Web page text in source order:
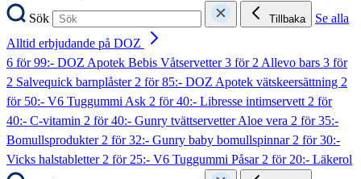
Sök Tillbaka
Se alla
Alltid erbjudande på DOZ
6 för 99:- DOZ Apotek Bebis Våtservetter3 för 2 Allevo bars 3 för
2 Salvequick barnplåster2 för 85:- DOZ Apotek vätskeersättning 2
för 50:- V6 Tuggummi Ask 2 för 40:- Libresse intimservett2 för
40:- C-vitamin 2 för 40:- Gunry tvättservetter Aloe vera 2 för 35:-
Bomullsprodukter2 för 32:- Gunry baby bomullspinnar2 för 30:-
Vicks halstabletter2 för 25:- V6 Tuggummi Påsar2 för 20:- Läkerol